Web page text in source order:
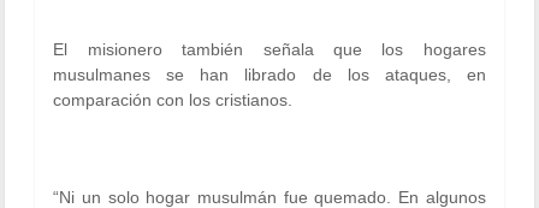
El misionero también señala que los hogares
musulmanes se han librado de los ataques, en
comparación con los cristianos.
“Ni un solo hogar musulmán fue quemado. En algunos